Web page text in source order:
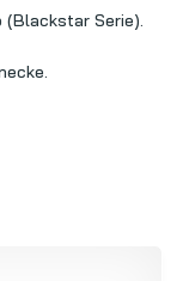
(Blackstar Serie).